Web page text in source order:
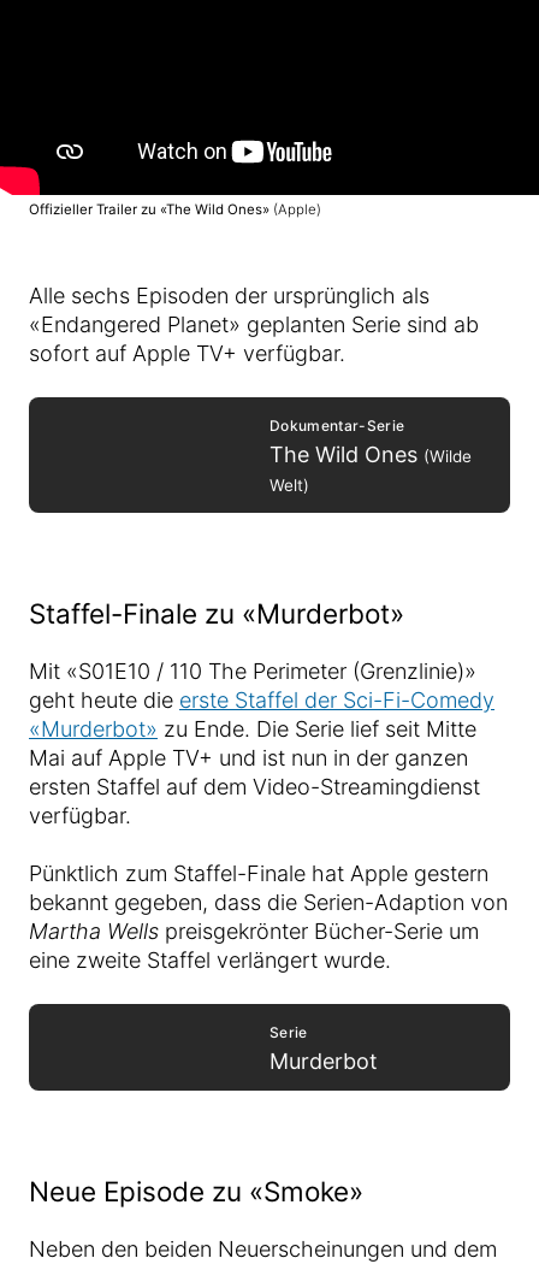
Offizieller Trailer zu «The Wild Ones» (Apple)
Alle sechs Episoden der ursprünglich als
«Endangered Planet» geplanten Serie sind ab
sofort auf Apple TV+ verfügbar.
Dokumentar-Serie
The Wild Ones (Wilde
Welt)
Staffel-Finale zu «Murderbot»
Mit «S01E10 / 110 The Perimeter (Grenzlinie)»
geht heute die erste Staffel der Sci-Fi-Comedy
«Murderbot» zu Ende. Die Serie lief seit Mitte
Mai auf Apple TV+ und ist nun in der ganzen
ersten Staffel auf dem Video-Streamingdienst
verfügbar.
Pünktlich zum Staffel-Finale hat Apple gestern
bekannt gegeben, dass die Serien-Adaption von
Martha Wells preisgekrönter Bücher-Serie um
eine zweite Staffel verlängert wurde.
Serie
Murderbot
Neue Episode zu «Smoke»
Neben den beiden Neuerscheinungen und dem